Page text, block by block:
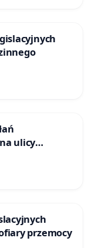
ulicy
ofiary przemocy